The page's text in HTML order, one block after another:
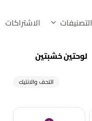
التصنيفات الاشتراكات
لوحتين خشبتين
التحف والانتيك